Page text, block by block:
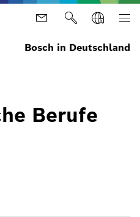
Bosch in Deutschland
Berufe